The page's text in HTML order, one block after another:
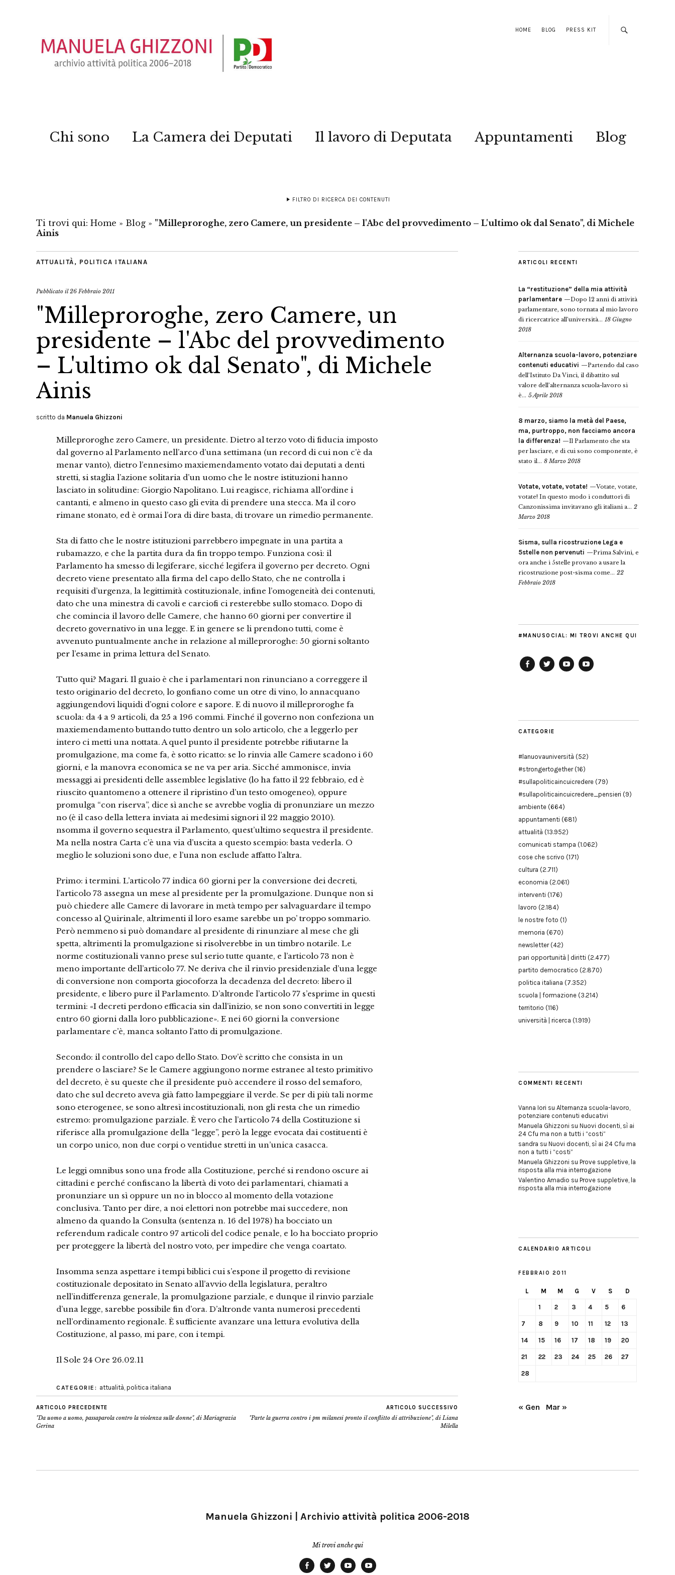
HOME BLOG PRESS KIT
Chi sono La Camera dei Deputati Il lavoro di Deputata Appuntamenti Blog
FILTRO DI RICERCA DEI CONTENUTI
Ti trovi qui: Home » Blog » "Milleproroghe, zero Camere, un presidente – l'Abc del provvedimento – L'ultimo ok dal Senato", di Michele
Ainis
ATTUALITÀ , POLITICA ITALIANA
Pubblicato il26 Febbraio 2011
"Milleproroghe, zero Camere, un
presidente – l'Abc del provvedimento
– L'ultimo ok dal Senato", di Michele
Ainis
scritto da Manuela Ghizzoni
Milleproroghe zero Camere, un presidente. Dietro al terzo voto di fiducia imposto
dal governo al Parlamento nell’arco d’una settimana (un record di cui non c’è da
menar vanto), dietro l’ennesimo maxiemendamento votato dai deputati a denti
stretti, si staglia l’azione solitaria d’un uomo che le nostre istituzioni hanno
lasciato in solitudine: Giorgio Napolitano. Lui reagisce, richiama all’ordine i
cantanti, e almeno in questo caso gli evita di prendere una stecca. Ma il coro
rimane stonato, ed è ormai l’ora di dire basta, di trovare un rimedio permanente.
Sta di fatto che le nostre istituzioni parrebbero impegnate in una partita a
rubamazzo, e che la partita dura da fin troppo tempo. Funziona così: il
Parlamento ha smesso di legiferare, sicché legifera il governo per decreto. Ogni
decreto viene presentato alla firma del capo dello Stato, che ne controlla i
requisiti d’urgenza, la legittimità costituzionale, infine l’omogeneità dei contenuti,
dato che una minestra di cavoli e carciofi ci resterebbe sullo stomaco. Dopo di
che comincia il lavoro delle Camere, che hanno 60 giorni per convertire il
decreto governativo in una legge. E in genere se li prendono tutti, come è
avvenuto puntualmente anche in relazione al milleproroghe: 50 giorni soltanto
per l’esame in prima lettura del Senato.
Tutto qui? Magari. Il guaio è che i parlamentari non rinunciano a correggere il
testo originario del decreto, lo gonfiano come un otre di vino, lo annacquano
aggiungendovi liquidi d’ogni colore e sapore. E di nuovo il milleproroghe fa
scuola: da 4 a 9 articoli, da 25 a 196 commi. Finché il governo non confeziona un
maxiemendamento buttando tutto dentro un solo articolo, che a leggerlo per
intero ci metti una nottata. A quel punto il presidente potrebbe rifiutarne la
promulgazione, ma come fa, è sotto ricatto: se lo rinvia alle Camere scadono i 60
giorni, e la manovra economica se ne va per aria. Sicché ammonisce, invia
messaggi ai presidenti delle assemblee legislative (lo ha fatto il 22 febbraio, ed è
riuscito quantomeno a ottenere il ripristino d’un testo omogeneo), oppure
promulga “con riserva”, dice sì anche se avrebbe voglia di pronunziare un mezzo
no (è il caso della lettera inviata ai medesimi signori il 22 maggio 2010).
nsomma il governo sequestra il Parlamento, quest’ultimo sequestra il presidente.
Ma nella nostra Carta c’è una via d’uscita a questo scempio: basta vederla. O
meglio le soluzioni sono due, e l’una non esclude affatto l’altra.
Primo: i termini. L’articolo 77 indica 60 giorni per la conversione dei decreti,
l’articolo 73 assegna un mese al presidente per la promulgazione. Dunque non si
può chiedere alle Camere di lavorare in metà tempo per salvaguardare il tempo
concesso al Quirinale, altrimenti il loro esame sarebbe un po’ troppo sommario.
Però nemmeno si può domandare al presidente di rinunziare al mese che gli
spetta, altrimenti la promulgazione si risolverebbe in un timbro notarile. Le
norme costituzionali vanno prese sul serio tutte quante, e l’articolo 73 non è
meno importante dell’articolo 77. Ne deriva che il rinvio presidenziale d’una legge
di conversione non comporta giocoforza la decadenza del decreto: libero il
presidente, e libero pure il Parlamento. D’altronde l’articolo 77 s’esprime in questi
termini: «I decreti perdono efficacia sin dall’inizio, se non sono convertiti in legge
entro 60 giorni dalla loro pubblicazione». E nei 60 giorni la conversione
parlamentare c’è, manca soltanto l’atto di promulgazione.
Secondo: il controllo del capo dello Stato. Dov’è scritto che consista in un
prendere o lasciare? Se le Camere aggiungono norme estranee al testo primitivo
del decreto, è su queste che il presidente può accendere il rosso del semaforo,
dato che sul decreto aveva già fatto lampeggiare il verde. Se per di più tali norme
sono eterogenee, se sono altresì incostituzionali, non gli resta che un rimedio
estremo: promulgazione parziale. È vero che l’articolo 74 della Costituzione si
riferisce alla promulgazione della “legge”, però la legge evocata dai costituenti è
un corpo unico, non due corpi o ventidue stretti in un’unica casacca.
Le leggi omnibus sono una frode alla Costituzione, perché si rendono oscure ai
cittadini e perché confiscano la libertà di voto dei parlamentari, chiamati a
pronunziare un sì oppure un no in blocco al momento della votazione
conclusiva. Tanto per dire, a noi elettori non potrebbe mai succedere, non
almeno da quando la Consulta (sentenza n. 16 del 1978) ha bocciato un
referendum radicale contro 97 articoli del codice penale, e lo ha bocciato proprio
per proteggere la libertà del nostro voto, per impedire che venga coartato.
Insomma senza aspettare i tempi biblici cui s’espone il progetto di revisione
costituzionale depositato in Senato all’avvio della legislatura, peraltro
nell’indifferenza generale, la promulgazione parziale, e dunque il rinvio parziale
d’una legge, sarebbe possibile fin d’ora. D’altronde vanta numerosi precedenti
nell’ordinamento regionale. È sufficiente avanzare una lettura evolutiva della
Costituzione, al passo, mi pare, con i tempi.
Il Sole 24 Ore 26.02.11
CATEGORIE: attualità, politica italiana
ARTICOLO PRECEDENTE
"Da uomo a uomo, passaparola contro la violenza sulle donne", di Mariagrazia
Gerina
ARTICOLO SUCCESSIVO
"Parte la guerra contro i pm milanesi pronto il conflitto di attribuzione", di Liana
Milella
ARTICOLI RECENTI
La “restituzione” della mia attività
parlamentare
Dopo 12 anni di attività
parlamentare, sono tornata al mio lavoro
di ricercatrice all’università... 18 Giugno
2018
Alternanza scuola-lavoro, potenziare
contenuti educativi
Partendo dal caso
dell’Istituto Da Vinci, il dibattito sul
valore dell’alternanza scuola-lavoro si
è... 5 Aprile 2018
8 marzo, siamo la metà del Paese,
ma, purtroppo, non facciamo ancora
la differenza!
Il Parlamento che sta
per lasciare, e di cui sono componente, è
stato il... 8 Marzo 2018
Votate, votate, votate!
Votate, votate,
votate! In questo modo i conduttori di
Canzonissima invitavano gli italiani a... 2
Marzo 2018
Sisma, sulla ricostruzione Lega e
5stelle non pervenuti
Prima Salvini, e
ora anche i 5stelle provano a usare la
ricostruzione post-sisma come... 22
Febbraio 2018
#MANUSOCIAL: MI TROVI ANCHE QUI
CATEGORIE
#lanuovauniversità (52)
#strongertogether(16)
#sullapoliticaincuicredere (79)
#sullapoliticaincuicredere_pensieri (9)
ambiente (664)
appuntamenti (681)
attualità (13.952)
comunicati stampa (1.062)
cose che scrivo (171)
cultura (2.711)
economia (2.061)
interventi (176)
lavoro (2.184)
le nostre foto (1)
memoria (670)
newsletter(42)
pari opportunità | diritti (2.477)
partito democratico (2.870)
politica italiana (7.352)
scuola | formazione (3.214)
territorio (116)
università | ricerca (1.919)
COMMENTI RECENTI
Vanna Iori su Alternanza scuola-lavoro,
potenziare contenuti educativi
Manuela Ghizzoni su Nuovi docenti, sì ai
24 Cfu ma non a tutti i “costi”
sandra su Nuovi docenti, sì ai 24 Cfu ma
non a tutti i “costi”
Manuela Ghizzoni su Prove suppletive, la
risposta alla mia interrogazione
Valentino Amadio su Prove suppletive, la
risposta alla mia interrogazione
CALENDARIO ARTICOLI
FEBBRAIO 2011
L M M G V S D
1 2 3 4 5 6
7 8 9 10 11 12 13
14 15 16 17 18 19 20
21 22 23 24 25 26 27
28
« Gen Mar »
Manuela Ghizzoni | Archivio attività politica 2006-2018
Mi trovi anche qui